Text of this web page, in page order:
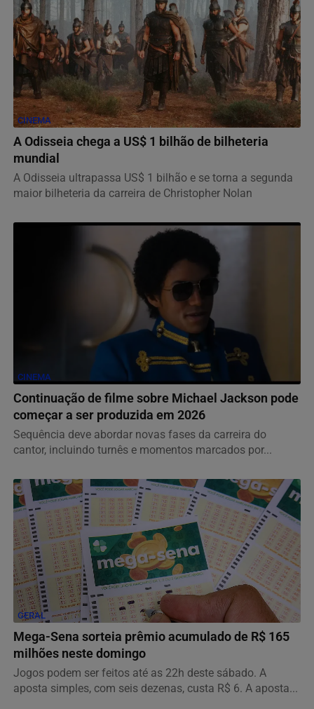
CINEMA
A Odisseia chega a US$ 1 bilhão de bilheteria
mundial
A Odisseia ultrapassa US$ 1 bilhão e se torna a segunda
maior bilheteria da carreira de Christopher Nolan
CINEMA
Continuação de filme sobre Michael Jackson pode
começar a ser produzida em 2026
Sequência deve abordar novas fases da carreira do
cantor, incluindo turnês e momentos marcados por...
GERAL
Mega-Sena sorteia prêmio acumulado de R$ 165
milhões neste domingo
Jogos podem ser feitos até as 22h deste sábado. A
aposta simples, com seis dezenas, custa R$ 6. A aposta...